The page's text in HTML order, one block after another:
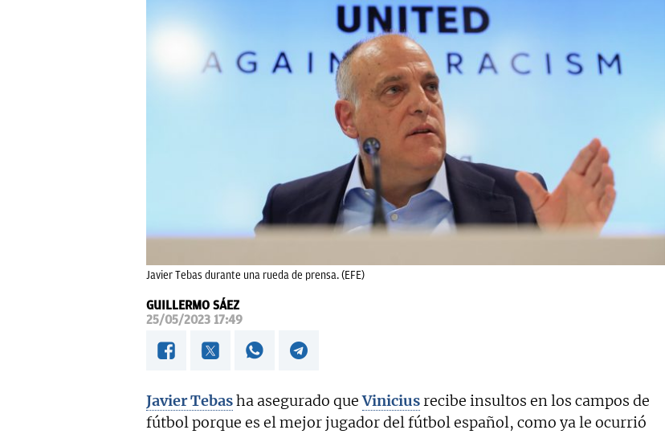
Javier Tebas durante una rueda de prensa. (EFE)
GUILLERMO SÁEZ
25/05/2023 17:49
Javier Tebasha asegurado queViniciusrecibe insultos en los campos de
fútbol porque es el mejor jugador del fútbol español, como ya le ocurrió